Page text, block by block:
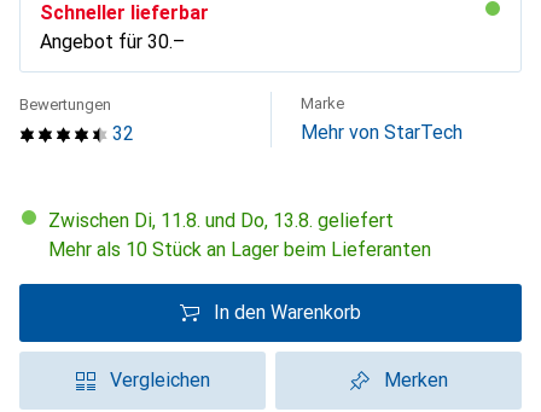
Schneller lieferbar
Angebot für CHF
30.–
32
Bewertungen Marke
Mehr von StarTech
Zwischen Di, 11.8. und Do, 13.8. geliefert
Mehr als 10 Stück an Lager beim Lieferanten
In den Warenkorb
Vergleichen Merken